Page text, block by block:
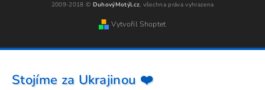
2009-2018 © DuhovýMotýl.cz, všechna práva vyhrazena
Vytvořil Shoptet
Stojíme za Ukrajinou ❤️